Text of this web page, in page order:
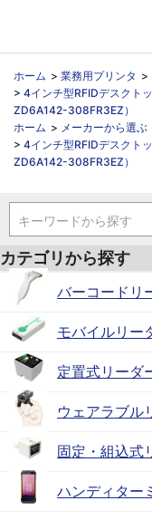
ホーム > 業務用プリンタ >
> 4インチ型RFIDデスクト
ZD6A142-308FR3EZ）
ホーム > メーカーから選ぶ
> 4インチ型RFIDデスクト
ZD6A142-308FR3EZ）
キーワードから探す
カテゴリから探す
バーコードリ
モバイルリー
定置式リーダ
ウェアラブル
固定・組込式
ハンディター